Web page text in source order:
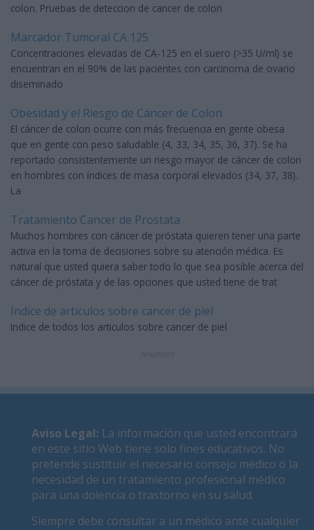
colon. Pruebas de deteccion de cancer de colon
Marcador Tumoral CA 125
Concentraciones elevadas de CA-125 en el suero (>35 U/ml) se
encuentran en el 90% de las pacientes con carcinoma de ovario
diseminado
Obesidad y el Riesgo de Cáncer de Colon
El cáncer de colon ocurre con más frecuencia en gente obesa
que en gente con peso saludable (4, 33, 34, 35, 36, 37). Se ha
reportado consistentemente un riesgo mayor de cáncer de colon
en hombres con índices de masa corporal elevados (34, 37, 38).
La
Tratamiento Cancer de Prostata
Muchos hombres con cáncer de próstata quieren tener una parte
activa en la toma de decisiones sobre su atención médica. Es
natural que usted quiera saber todo lo que sea posible acerca del
cáncer de próstata y de las opciones que usted tiene de trat
Indice de articulos sobre cancer de piel
Indice de todos los articulos sobre cancer de piel
Aviso Legal: La información que usted encontrará
en este sitio Web tiene solo fines educativos. No
pretende sustituir el necesario consejo médico o la
necesidad de un tratamiento profesional médico
para una dolencia o trastorno en su salud.
Siempre debe consultar a un médico ante cualquier